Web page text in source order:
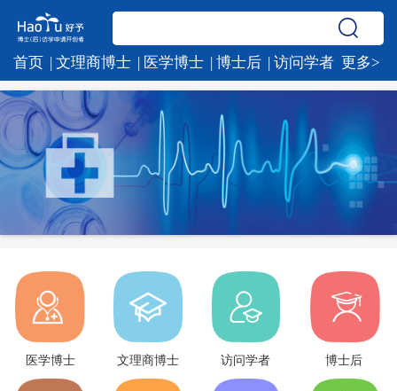
首页 文理商博士 医学博士 博士后 访问学者
公派及直通车项目
关于我们
更多>
医学博士 文理商博士 访问学者 博士后